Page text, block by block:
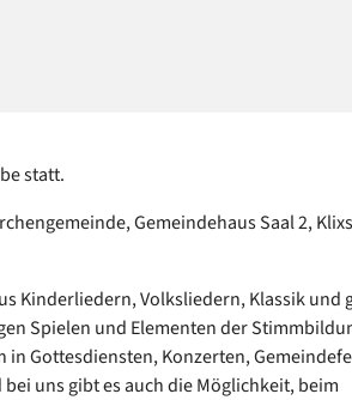
statt.
Gemeindehaus Saal 2,
Kinderliedern, Volksliedern, Klassik und
Spielen und Elementen der
in Gottesdiensten, Konzerten,
uns gibt es auch die Möglichkeit, beim